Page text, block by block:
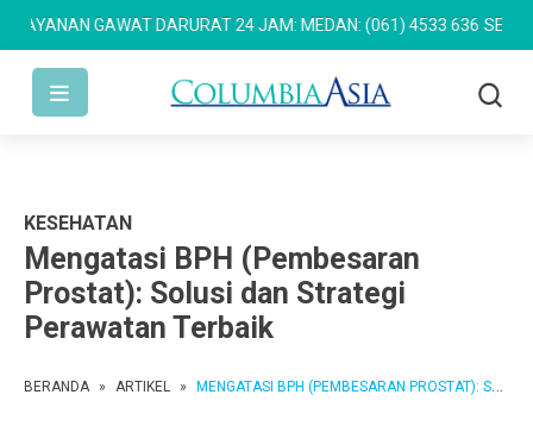
GAWAT DARURAT 24 JAM: MEDAN: (061) 4533 636
KESEHATAN
Mengatasi BPH (Pembesaran
Prostat): Solusi dan Strategi
Perawatan Terbaik
BERANDA » ARTIKEL » MENGATASI BPH (PEMBESARAN PROSTAT): SOLUSI DAN STRATEGI PERAWATAN TERBAIK